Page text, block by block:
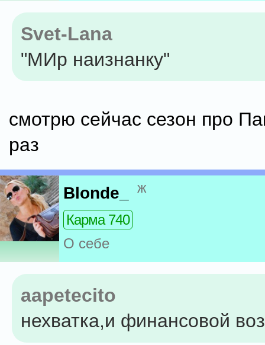
Svet-Lana
"МИр наизнанку"
смотрю сейчас сезон про
раз
Blonde_ ж
Карма 740
О себе
aapetecito
нехватка,и финансовой